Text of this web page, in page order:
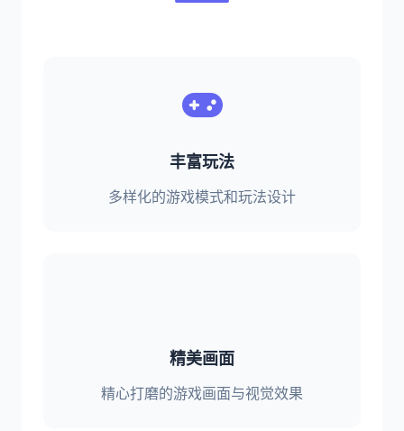
丰富玩法
多样化的游戏模式和玩法设计
精美画面
精心打磨的游戏画面与视觉效果